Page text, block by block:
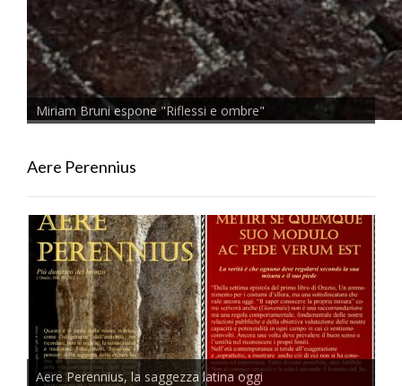
Miriam Bruni espone "Riflessi e ombre"
Aere Perennius
Aere Perennius, la saggezza latina oggi